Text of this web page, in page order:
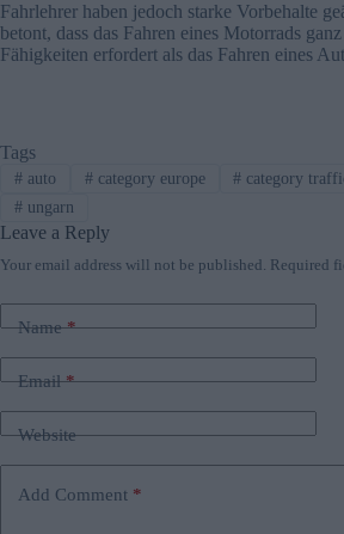
Fahrlehrer haben jedoch starke Vorbehalte
betont, dass das Fahren eines Motorrads
Fähigkeiten erfordert als das Fahren eines
Tags
#auto #category europe # category
#ungarn
Leave a Reply
Your email address will not be published. Required
Name*
Email*
Website
Add Comment *